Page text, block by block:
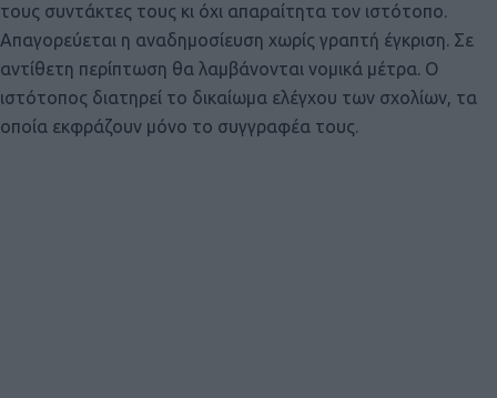
τους συντάκτες τους κι όχι απαραίτητα τον ιστότοπο.
Απαγορεύεται η αναδημοσίευση χωρίς γραπτή έγκριση. Σε
αντίθετη περίπτωση θα λαμβάνονται νομικά μέτρα. Ο
ιστότοπος διατηρεί το δικαίωμα ελέγχου των σχολίων, τα
οποία εκφράζουν μόνο το συγγραφέα τους.